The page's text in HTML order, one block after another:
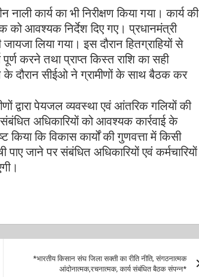
कार्य का भी निरीक्षण किया गया। कार्य की
आवश्यक निर्देश दिए गए। प्रधानमंत्री
लिया गया। इस दौरान हितग्राहियों से
पूर्ण करने तथा प्राप्त किस्त राशि का सही
के दौरान सीईओ ने ग्रामीणों के साथ बैठक कर
द्वारा पेयजल व्यवस्था एवं आंतरिक गलियों की
अधिकारियों को आवश्यक कार्रवाई के
किया कि विकास कार्यों की गुणवत्ता में किसी
पाए जाने पर संबंधित अधिकारियों एवं कर्मचारियों
*भारतीय किसान संघ जिला सक्ती का रीति नीति, संगठनात्मक
आंदोनात्मक,रचनात्मक, कार्य संबंधित बैठक संपन्न*